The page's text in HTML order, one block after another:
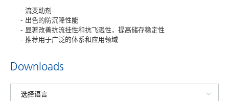
流变助剂
出色的防沉降性能
显著改善抗流挂性和抗飞溅性，提高储存稳定性
推荐用于广泛的体系和应用领域
Downloads